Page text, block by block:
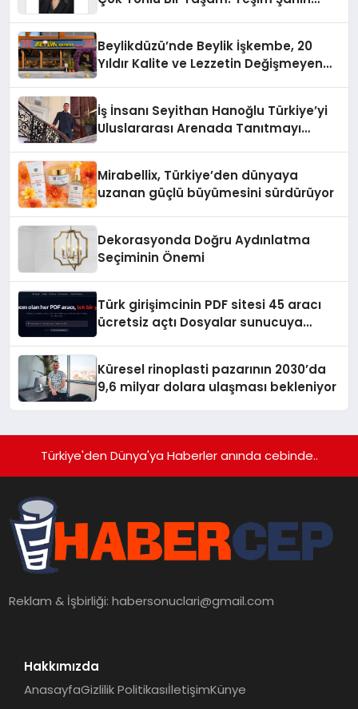
Beylikdüzü’nde Beylik İşkembe, 20
Yıldır Kalite ve Lezzetin Değişmeyen
İş İnsanı Seyithan Hanoğlu Türkiye’yi
Uluslararası Arenada Tanıtmayı
Mirabellix, Türkiye’den dünyaya
uzanan güçlü büyümesini sürdürüyor
Dekorasyonda Doğru Aydınlatma
Seçiminin Önemi
Türk girişimcinin PDF sitesi 45 aracı
ücretsiz açtı Dosyalar sunucuya
Küresel rinoplasti pazarının 2030’da
9,6 milyar dolara ulaşması bekleniyor
Türkiye'den Dünya'ya Haberler anında cebinde..
Reklam & İşbirliği:habersonuclari@gmail.com
Hakkımızda
AnasayfaGizlilik PolitikasıİletişimKünye